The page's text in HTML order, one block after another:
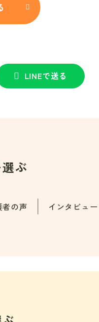
LINEで送る
ぶ
者の声 インタビュー